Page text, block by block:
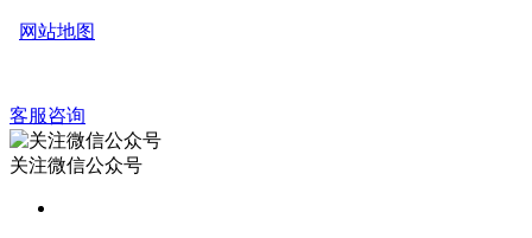
网站地图
客服咨询
关注微信公众号